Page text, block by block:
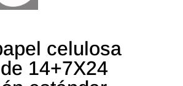
celulosa
14+7X24